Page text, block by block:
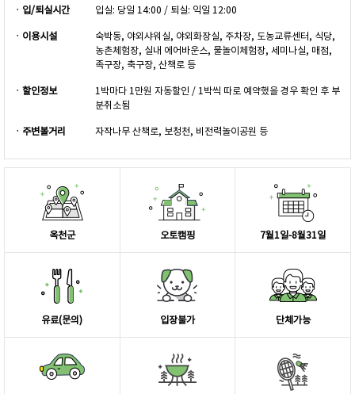
ㆍ입/퇴실시간 입실: 당일 14:00 / 퇴실: 익일 12:00
ㆍ이용시설
숙박동, 야외샤워실, 야외화장실, 주차장, 도농교류센터, 식당,
농촌체험장, 실내 에어바운스, 물놀이체험장, 세미나실, 매점,
족구장, 축구장, 산책로 등
ㆍ할인정보
1박마다 1만원 자동할인 / 1박씩 따로 예약했을 경우 확인 후 부
분취소됨
ㆍ주변볼거리 자작나무 산책로, 보청천, 비전력놀이공원 등
옥천군 오토캠핑 7월1일-8월31일
유료(문의) 입장불가 단체가능